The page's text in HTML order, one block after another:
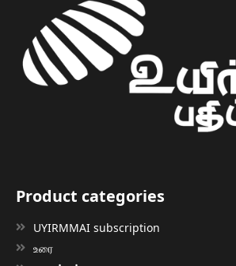
Product categories
UYIRMMAI subscription
உரை